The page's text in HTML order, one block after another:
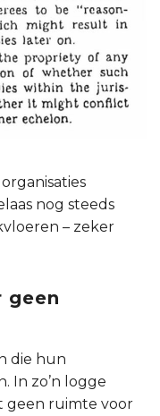
nog steeds
– zeker
geen
die hun
In zo’n logge
geen ruimte voor